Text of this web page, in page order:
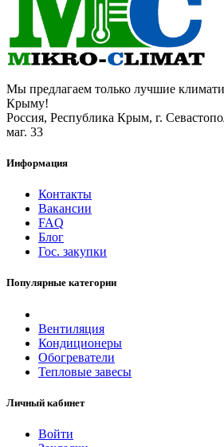
Мы предлагаем только лучшие
Крыму!
Россия, Республика Крым, г.
маг. 33
Информация
Контакты
Вакансии
FAQ
Блог
Гос. закупки
Популярные категории
Вентиляция
Кондиционеры
Обогреватели
Тепловые завесы
Личный кабинет
Войти